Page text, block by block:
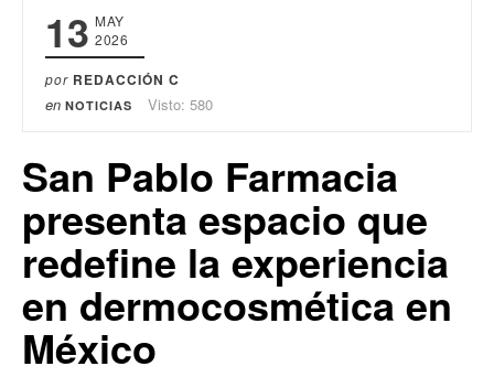
13 MAY
2026
por REDACCIÓN C
en NOTICIAS Visto: 580
San Pablo Farmacia
presenta espacio que
redefine la experiencia
en dermocosmética en
México